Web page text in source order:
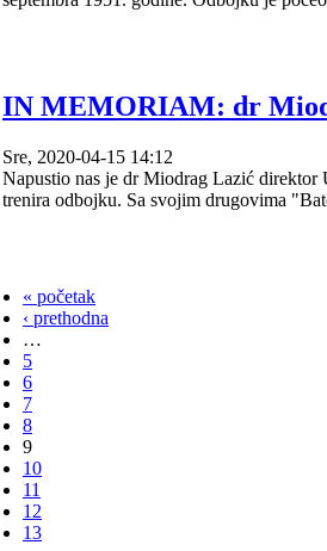
IN MEMORIAM: dr
Sre, 2020-04-15 14:12
Napustio nas je dr Miodrag Lazić direktor
trenira odbojku. Sa svojim drugovima
« početak
‹ prethodna
…
5
6
7
8
9
10
11
12
13